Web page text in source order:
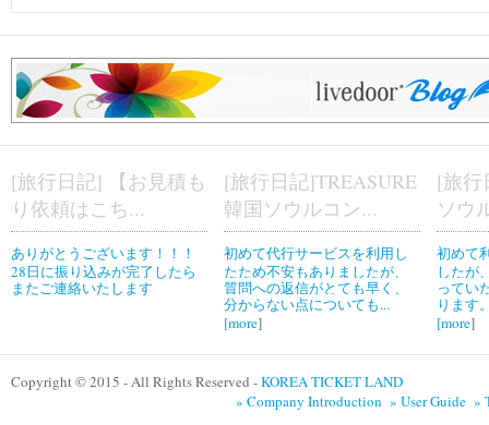
[旅行日記] 【お見積も
り依頼はこち...
ありがとうございます！！！
28日に振り込みが完了したら
またご連絡いたします
[旅行日記]TREASURE
韓国ソウルコン...
初めて代行サービスを利用し
たため不安もありましたが、
質問への返信がとても早く、
分からない点についても...
[more]
[旅行
ソウ
初めて
したが
ってい
ります
[more]
Copyright © 2015 - All Rights Reserved -KOREA TICKET LAND
» Company Introduction » User Guide »